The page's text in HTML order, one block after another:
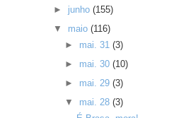
► junho(155)
▼ maio(116)
► mai. 31 (3)
► mai. 30 (10)
► mai. 29 (3)
▼ mai. 28 (3)